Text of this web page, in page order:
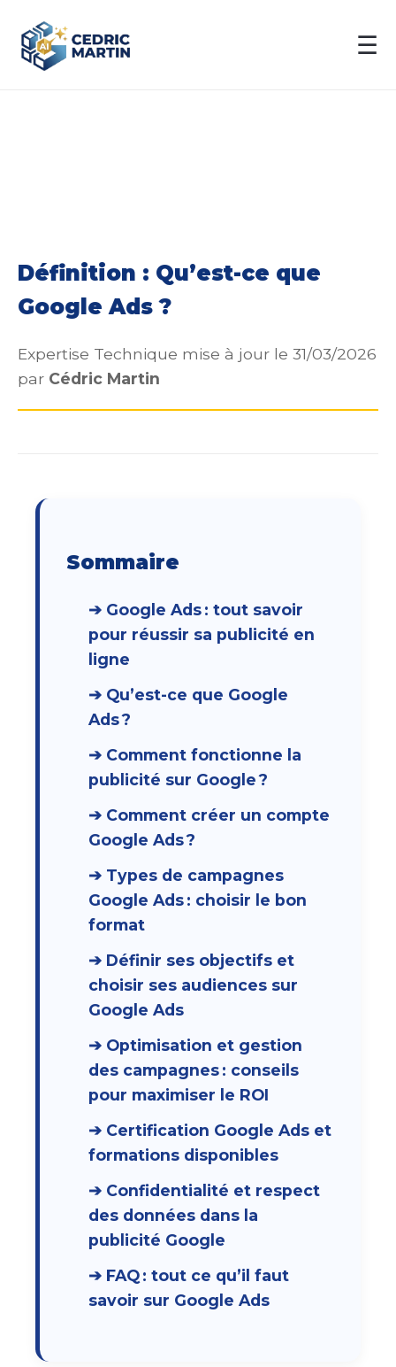
☰
Définition : Qu’est-ce que
Google Ads ?
Expertise Technique mise à jour le 31/03/2026
par Cédric Martin
Sommaire
➔ Google Ads : tout savoir
pour réussir sa publicité en
ligne
➔ Qu’est-ce que Google
Ads ?
➔ Comment fonctionne la
publicité sur Google ?
➔ Comment créer un compte
Google Ads ?
➔ Types de campagnes
Google Ads : choisir le bon
format
➔ Définir ses objectifs et
choisir ses audiences sur
Google Ads
➔ Optimisation et gestion
des campagnes : conseils
pour maximiser le ROI
➔ Certification Google Ads et
formations disponibles
➔ Confidentialité et respect
des données dans la
publicité Google
➔ FAQ : tout ce qu’il faut
savoir sur Google Ads